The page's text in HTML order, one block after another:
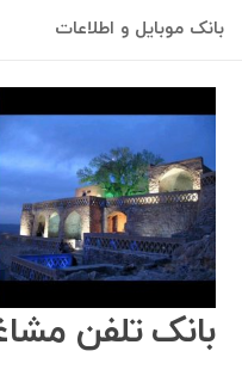
بانک موبایل و اطلاعات
بانک تلفن